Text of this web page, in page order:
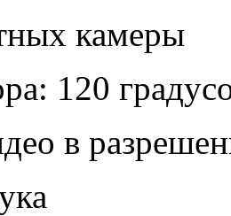
камеры
120
в